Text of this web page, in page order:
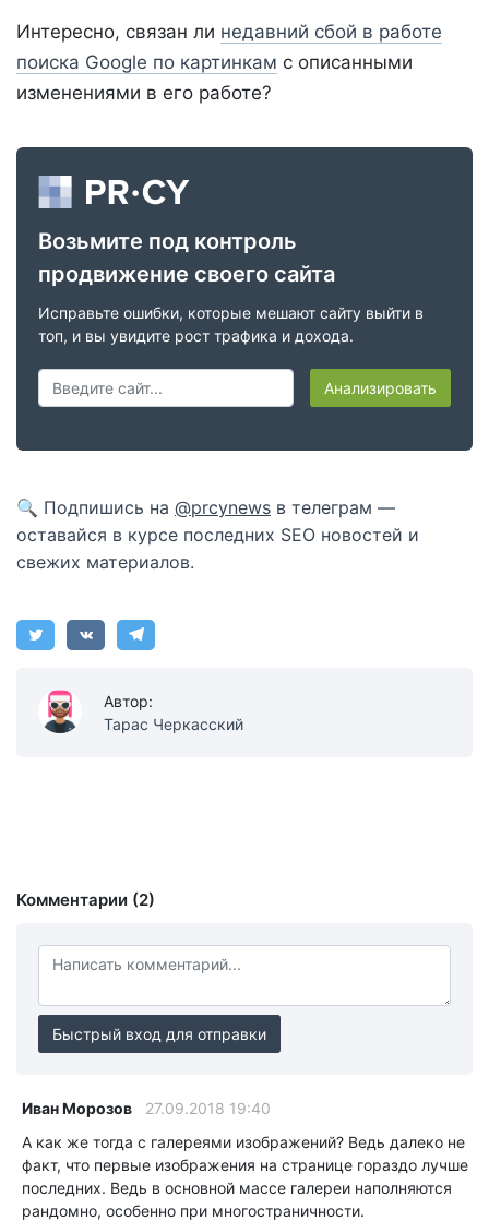
Интересно, связан ли недавний сбой в работе
поиска Google по картинкам с описанными
изменениями в его работе?
Возьмите под контроль
продвижение своего сайта
Исправьте ошибки, которые мешают сайту выйти в
топ, и вы увидите рост трафика и дохода.
Анализировать
🔍 Подпишись на @prcynews в телеграм —
оставайся в курсе последних SEO новостей и
свежих материалов.
Автор:
Тарас Черкасский
Комментарии (2)
Быстрый вход для отправки
Иван Морозов
27.09.2018 19:40
А как же тогда с галереями изображений? Ведь далеко не
факт, что первые изображения на странице гораздо лучше
последних. Ведь в основной массе галереи наполняются
рандомно, особенно при многостраничности.